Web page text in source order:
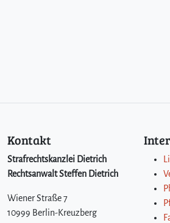
Kontakt
Strafrechtskanzlei Dietrich
Rechtsanwalt Steffen Dietrich
Wiener Straße 7
10999 Berlin-Kreuzberg